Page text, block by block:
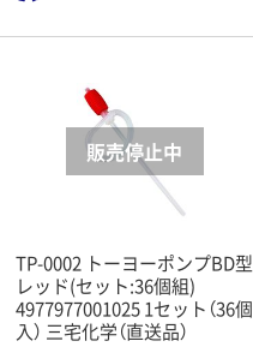
TP-0002 トーヨーポンプBD型
レッド(セット:36個組)
4977977001025 1セット（36個
入） 三宅化学（直送品）